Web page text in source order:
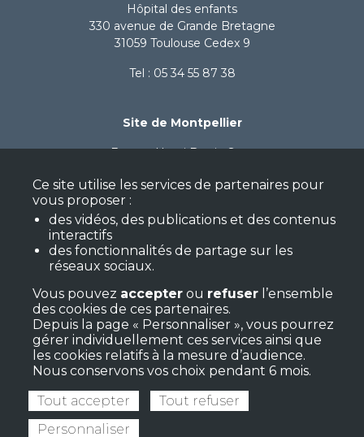
Hôpital des enfants
330 avenue de Grande Bretagne
31059 Toulouse Cedex 9
Tel : 05 34 55 87 38
Site de Montpellier
Espace Henri Bertin Sans
34080 Montpellier
Tel : 06 71 96 50 21
Nous suivre
Newsletter
Mentions légales
Nous contacter
Ce site utilise les services de partenaires pour
vous proposer :
des vidéos, des publications et des contenus
interactifs
des fonctionnalités de partage sur les
réseaux sociaux.
Vous pouvez accepter ou refuser l’ensemble
des cookies de ces partenaires.
Depuis la page « Personnaliser », vous pourrez
gérer individuellement ces services ainsi que
les cookies relatifs à la mesure d’audience.
Nous conservons vos choix pendant 6 mois.
Tout accepter
Tout refuser
Personnaliser